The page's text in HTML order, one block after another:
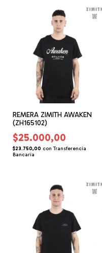
REMERA ZIMITH AWAKEN
(ZH165102)
$25.000,00
$23.750,00 con Transferencia
Bancaria